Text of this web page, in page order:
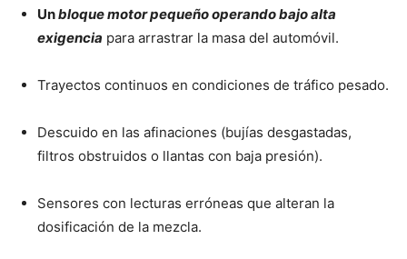
Unbloque motor pequeño operando bajo alta
exigencia para arrastrar la masa del automóvil.
Trayectos continuos en condiciones de tráfico pesado.
Descuido en las afinaciones (bujías desgastadas,
filtros obstruidos o llantas con baja presión).
Sensores con lecturas erróneas que alteran la
dosificación de la mezcla.